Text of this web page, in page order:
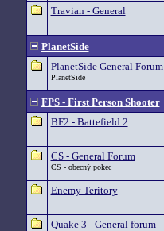
Travian - General
PlanetSide
PlanetSide General Forum
PlanetSide
FPS - First Person Shooter
BF2 - Battefield 2
CS - General Forum
CS - obecný pokec
Enemy Teritory
Quake 3 - General forum